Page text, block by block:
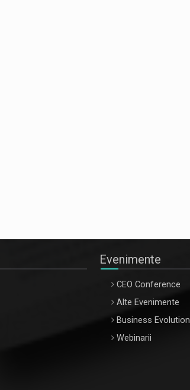
Evenimente
CEO Conference
Alte Evenimente
Business Evolution
Webinarii